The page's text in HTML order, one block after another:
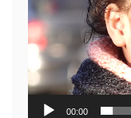
video
00:00